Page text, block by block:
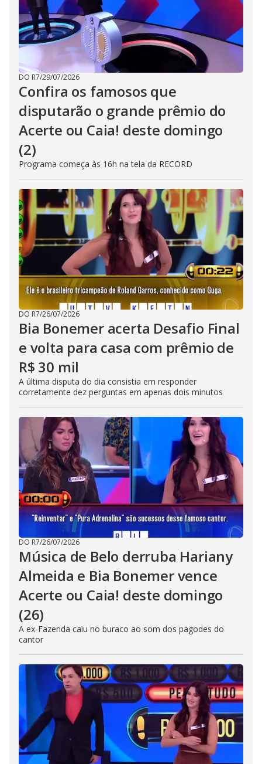
DO R7/29/07/2026
Confira os famosos que
disputarão o grande prêmio do
Acerte ou Caia! deste domingo
(2)
Programa começa às 16h na tela da RECORD
DO R7/26/07/2026
Bia Bonemer acerta Desafio Final
e volta para casa com prêmio de
R$ 30 mil
A última disputa do dia consistia em responder
corretamente dez perguntas em apenas dois minutos
DO R7/26/07/2026
Música de Belo derruba Hariany
Almeida e Bia Bonemer vence
Acerte ou Caia! deste domingo
(26)
A ex-Fazenda caiu no buraco ao som dos pagodes do
cantor